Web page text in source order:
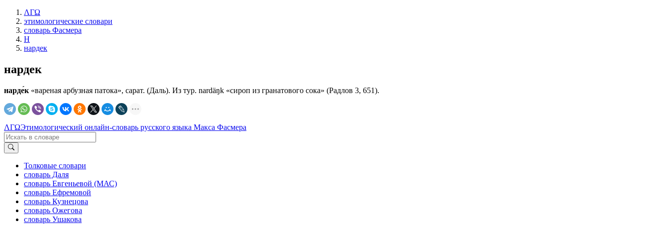
ΛΓΩ
этимологические словари
словарь Фасмера
Н
нардек
нардек
нарде́к «вареная арбузная патока», сарат. (Даль). Из тур. nardäŋk «сироп из гранатового сока» (Радлов 3, 651).
ΛΓΩЭтимологический онлайн-словарь русского языка Макса Фасмера
Толковые словари
словарь Даля
словарь Евгеньевой (МАС)
словарь Ефремовой
словарь Кузнецова
словарь Ожегова
словарь Ушакова